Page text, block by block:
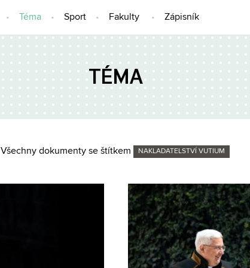
Téma Sport Fakulty Zápisník
TÉMA
Všechny dokumenty se štítkem NAKLADATELSTVÍ VUTIUM